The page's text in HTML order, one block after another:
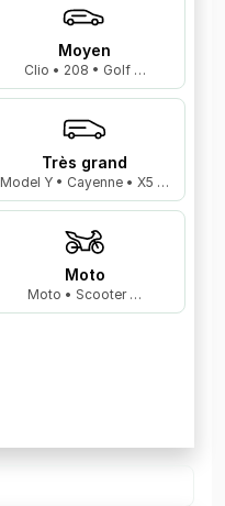
Moyen
Clio • 208 • Golf …
Très grand
Model Y • Cayenne • X5 …
Moto
Moto • Scooter …